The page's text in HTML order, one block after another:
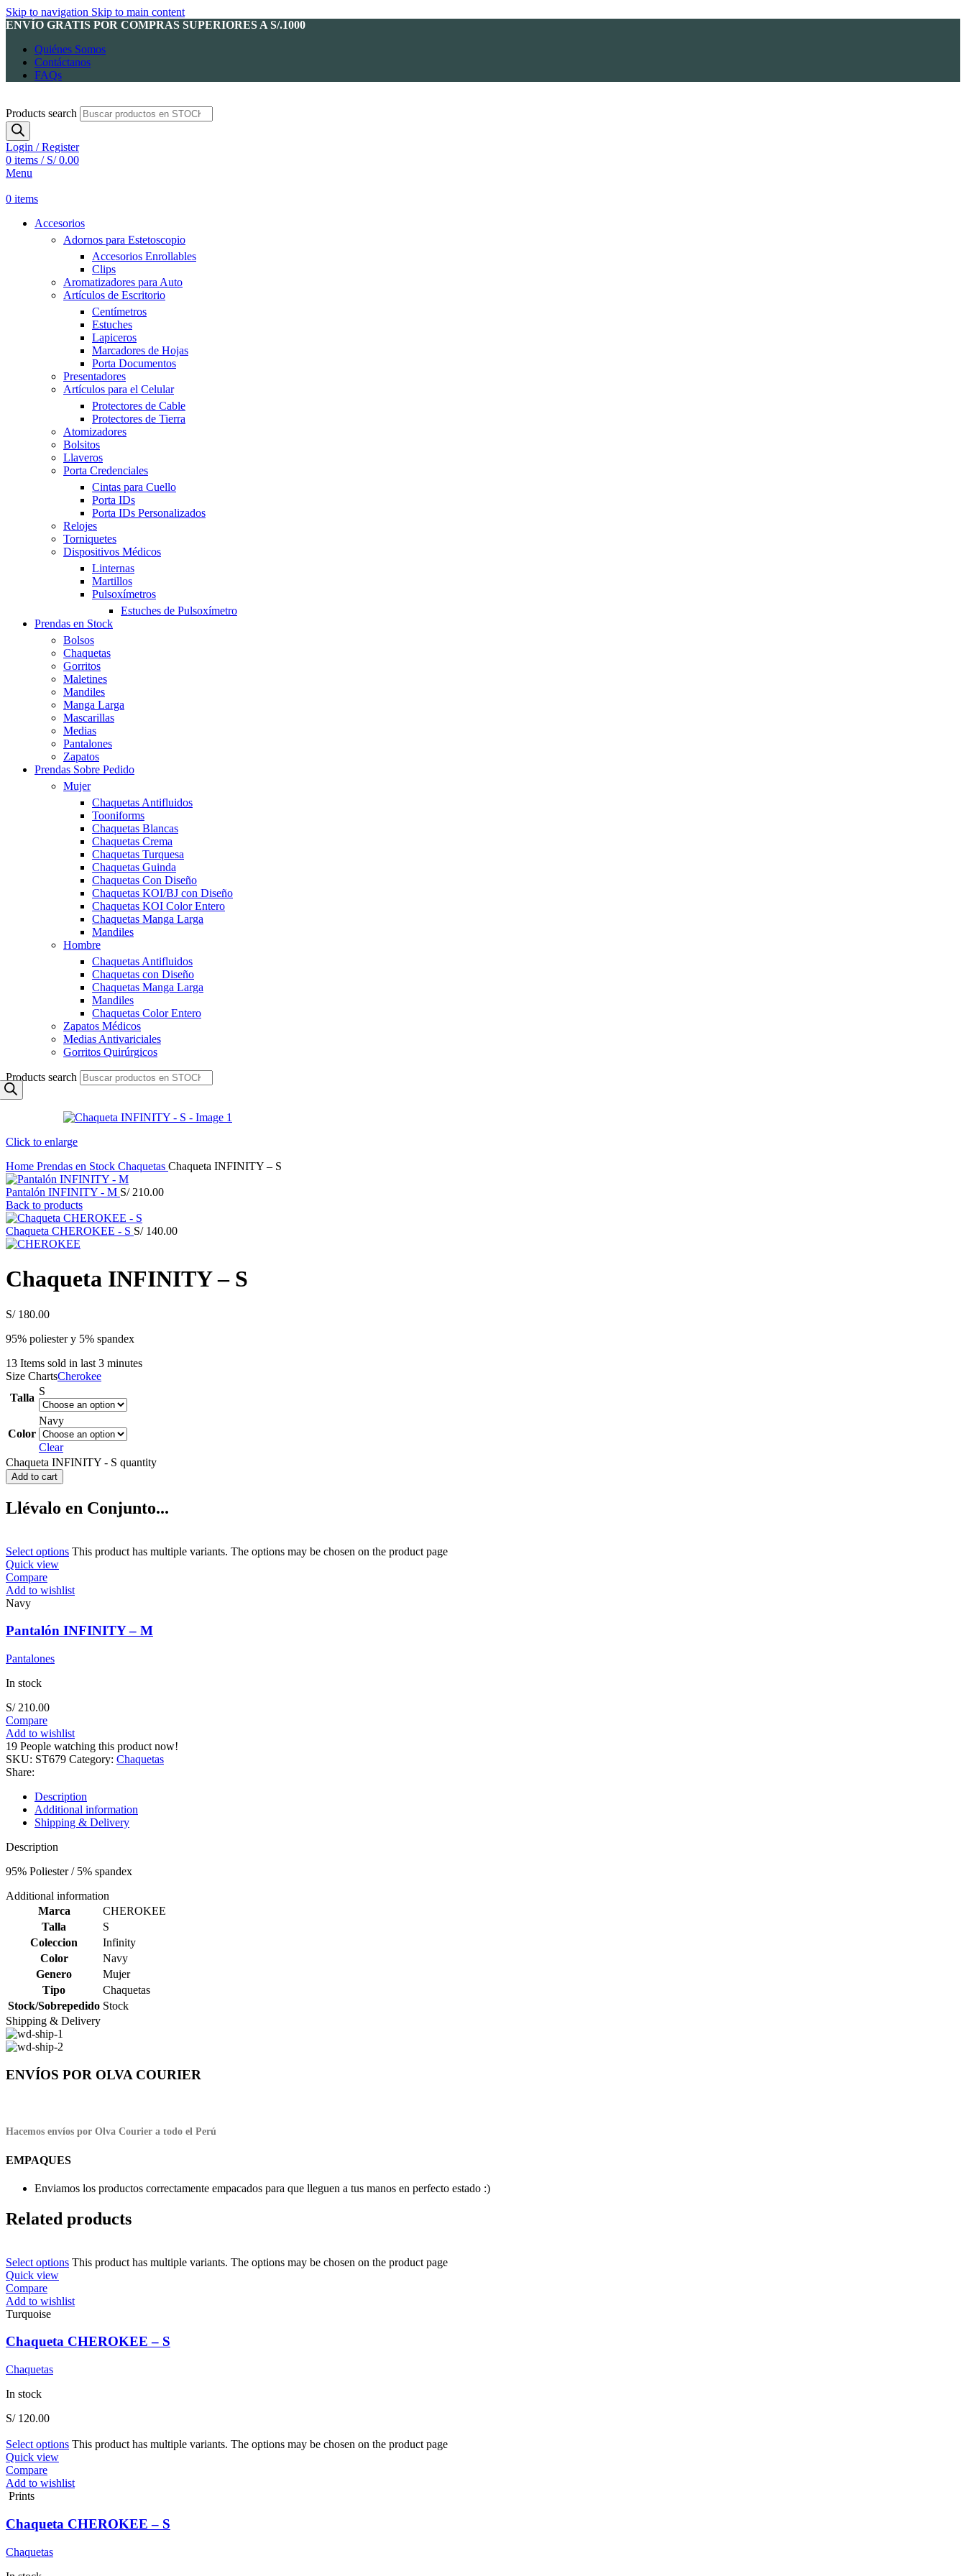
Skip to navigation Skip to main content
ENVÍO GRATIS POR COMPRAS SUPERIORES A S/.1000
Quiénes Somos
Contáctanos
FAQs
Products search
Login / Register
0 items / S/0.00
Menu
0 items
Accesorios
Adornos para Estetoscopio
Accesorios Enrollables
Clips
Aromatizadores para Auto
Artículos de Escritorio
Centímetros
Estuches
Lapiceros
Marcadores de Hojas
Porta Documentos
Presentadores
Artículos para el Celular
Protectores de Cable
Protectores de Tierra
Atomizadores
Bolsitos
Llaveros
Porta Credenciales
Cintas para Cuello
Porta IDs
Porta IDs Personalizados
Relojes
Torniquetes
Dispositivos Médicos
Linternas
Martillos
Pulsoxímetros
Estuches de Pulsoxímetro
Prendas en Stock
Bolsos
Chaquetas
Gorritos
Maletines
Mandiles
Manga Larga
Mascarillas
Medias
Pantalones
Zapatos
Prendas Sobre Pedido
Mujer
Chaquetas Antifluidos
Tooniforms
Chaquetas Blancas
Chaquetas Crema
Chaquetas Turquesa
Chaquetas Guinda
Chaquetas Con Diseño
Chaquetas KOI/BJ con Diseño
Chaquetas KOI Color Entero
Chaquetas Manga Larga
Mandiles
Hombre
Chaquetas Antifluidos
Chaquetas con Diseño
Chaquetas Manga Larga
Mandiles
Chaquetas Color Entero
Zapatos Médicos
Medias Antivariciales
Gorritos Quirúrgicos
Products search
Click to enlarge
Home Prendas en Stock Chaquetas Chaqueta INFINITY – S
Pantalón INFINITY - M S/210.00
Back to products
Chaqueta CHEROKEE - S S/140.00
Chaqueta INFINITY – S
S/180.00
95% poliester y 5% spandex
13 Items sold in last 3 minutes
Size ChartsCherokee
Talla
S
Color
Navy
Clear
Chaqueta INFINITY - S quantity
Add to cart
Llévalo en Conjunto...
Select options This product has multiple variants. The options may be chosen on the product page
Quick view
Compare
Add to wishlist
Navy
Pantalón INFINITY – M
Pantalones
In stock
S/210.00
Compare
Add to wishlist
19 People watching this product now!
SKU: ST679 Category: Chaquetas
Share:
Description
Additional information
Shipping & Delivery
Description
95% Poliester / 5% spandex
Additional information
Marca
CHEROKEE
Talla
S
Coleccion
Infinity
Color
Navy
Genero
Mujer
Tipo
Chaquetas
Stock/Sobrepedido Stock
Shipping & Delivery
ENVÍOS POR OLVA COURIER
Hacemos envíos por Olva Courier a todo el Perú
EMPAQUES
Enviamos los productos correctamente empacados para que lleguen a tus manos en perfecto estado :)
Related products
Select options This product has multiple variants. The options may be chosen on the product page
Quick view
Compare
Add to wishlist
Turquoise
Chaqueta CHEROKEE – S
Chaquetas
In stock
S/120.00
Select options This product has multiple variants. The options may be chosen on the product page
Quick view
Compare
Add to wishlist
Prints
Chaqueta CHEROKEE – S
Chaquetas